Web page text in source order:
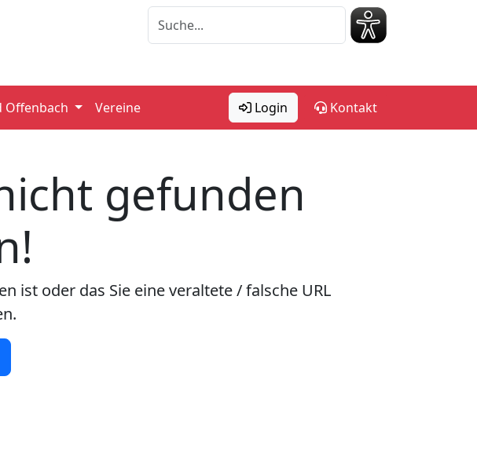
Offenbach Vereine Login Kontakt
gefunden
ist oder das Sie eine veraltete / falsche URL